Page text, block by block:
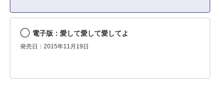
電子版：愛して愛して愛してよ
発売日：2015年11月19日